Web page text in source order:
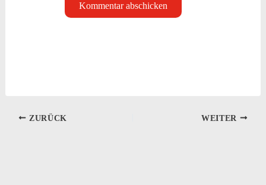
ZURÜCK WEITER